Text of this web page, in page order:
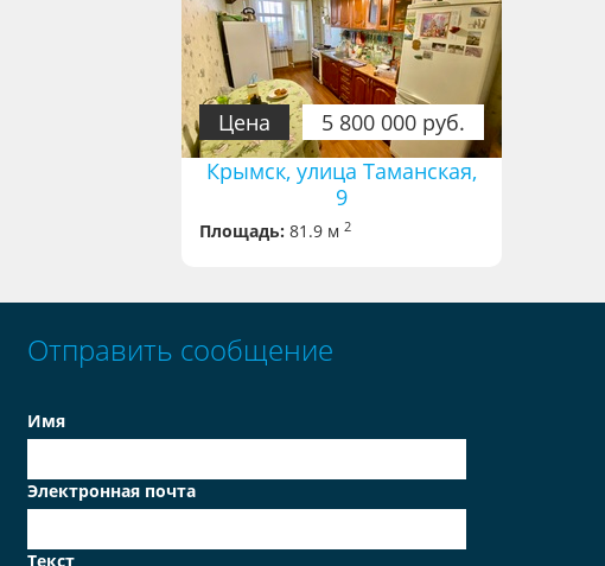
5 800 000 руб.
Цена
Крымск, улица Таманская,
9
Площадь: 81.9 м 2
Отправить сообщение
Имя
Электронная почта
Текст